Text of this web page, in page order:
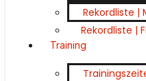
Rekordliste |
Rekordliste |
Training